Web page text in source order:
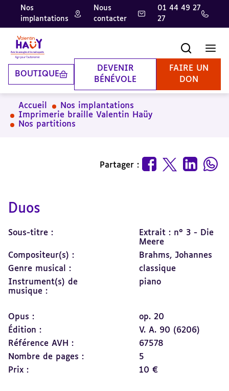
Aller
contenu
principal
Aller
pied
de
page
Aller
la
recherche
Nos
implantations
Nous
contacter
01 44 49 27
27
BOUTIQUE
DEVENIR
BÉNÉVOLE
FAIRE UN
DON
Accueil
Nos implantations
Imprimerie braille Valentin Haüy
Nos partitions
Partager :
Duos
Sous-titre :
Extrait : n° 3 - Die
Meere
Compositeur(s) :
Brahms, Johannes
Genre musical :
classique
Instrument(s) de
musique :
piano
Opus :
op. 20
Édition :
V. A. 90 (6206)
Référence AVH :
67578
Nombre de pages :
5
Prix :
10 €